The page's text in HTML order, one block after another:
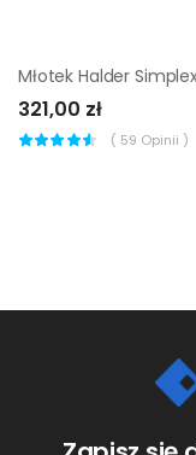
321,00 zł
( 59 Opinii )